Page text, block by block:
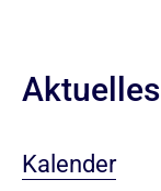
Aktuelles
Kalender